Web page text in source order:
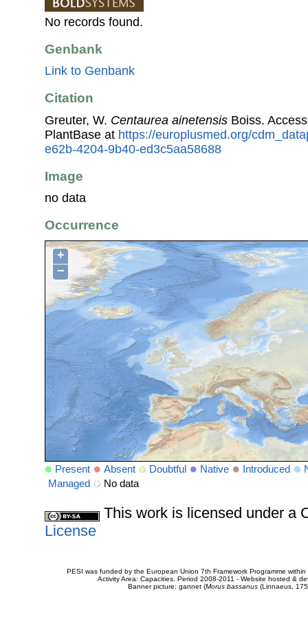
No records found.
Genbank
Link to Genbank
Citation
Greuter, W. Centaurea ainetensis Boiss.
PlantBase at https://europlusmed.org/
e62b-4204-9b40-ed3c5aa58688
Image
no data
Occurrence
+
−
Present Absent Doubtful Native Introduced
Managed
No data
This work is licensed under a
License
PESI was funded by the European Union 7th Framework Programme
Activity Area: Capacities. Period 2008-2011 - Website hosted &
Banner picture: gannet (Morus bassanus(Linnaeus,